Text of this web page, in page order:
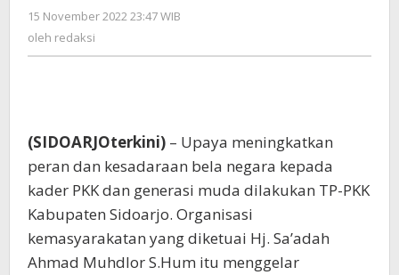
Kebangsaan
Bela
15 November 2022 23:47 WIB
oleh redaksi
(SIDOARJOterkini) – Upaya meningkatkan
peran dan kesadaraan bela negara kepada
kader PKK dan generasi muda dilakukan TP-PKK
Kabupaten Sidoarjo. Organisasi
kemasyarakatan yang diketuai Hj. Sa’adah
Ahmad Muhdlor S.Hum itu menggelar